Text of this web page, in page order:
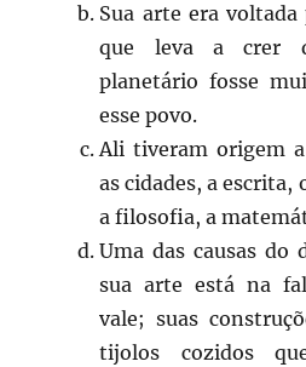
Sua arte era
que leva a crer
planetário fosse
esse povo.
Ali tiveram origem
as cidades, a
a filosofia, a
Uma das causas do
sua arte está na
vale; suas
tijolos cozidos